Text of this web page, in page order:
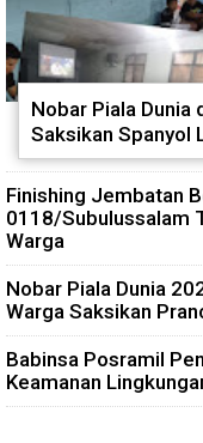
Nobar Piala Dunia
Saksikan Spanyol
Finishing Jembatan
0118/Subulussalam
Warga
Nobar Piala Dunia
Warga Saksikan
Babinsa Posramil
Keamanan